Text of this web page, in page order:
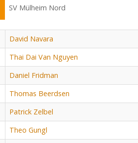
SV Mülheim Nord
David Navara
Thai Dai Van Nguyen
Daniel Fridman
Thomas Beerdsen
Patrick Zelbel
Theo Gungl